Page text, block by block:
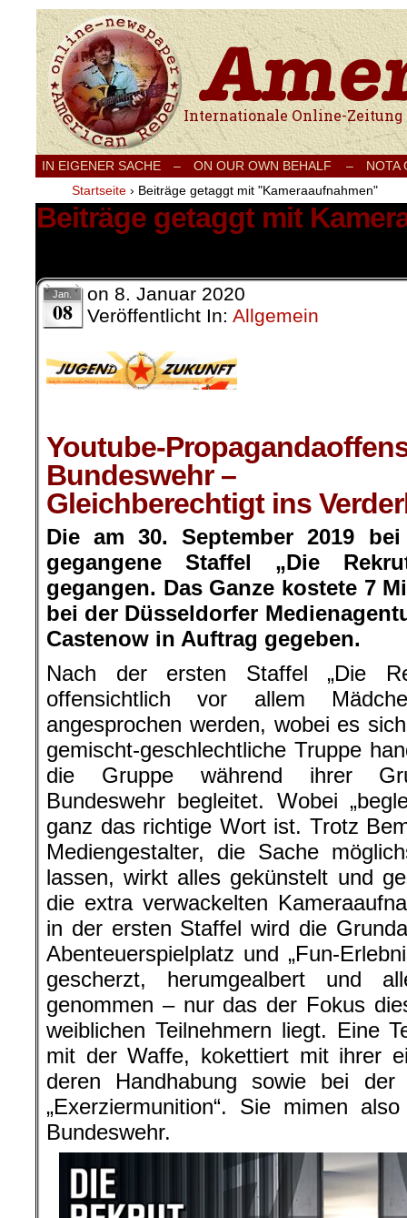
Internationale Onlinezeitung für Frieden,
IN EIGENER SACHE – ON OUR OWN BEHALF –
NOTA
Startseite › Beiträge getaggt mit "Kameraaufnahmen"
Beiträge getaggt mit
Jan.
08
on 8. Januar 2020
Veröffentlicht In: Allgemein
Youtube-
Bundeswehr –
Gleichberechtigt ins
Die am 30. September 2019
gegangene Staffel „Die
gegangen. Das Ganze kostete 7
bei der Düsseldorfer
Castenow in Auftrag gegeben.
Nach der ersten Staffel „Die
offensichtlich vor allem
angesprochen werden, wobei es
gemischt-geschlechtliche Truppe
die Gruppe während ihrer
Bundeswehr begleitet. Wobei
ganz das richtige Wort ist. Trotz
Mediengestalter, die Sache
lassen, wirkt alles gekünstelt und
die extra verwackelten
in der ersten Staffel wird die
Abenteuerspielplatz und „Fun-
gescherzt, herumgealbert und
genommen – nur das der Fokus
weiblichen Teilnehmern liegt. Eine
mit der Waffe, kokettiert mit ihrer
deren Handhabung sowie bei
„Exerziermunition“. Sie mimen
Bundeswehr.